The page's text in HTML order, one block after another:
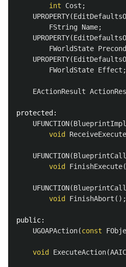
int
Cost ;
UPROPERTY(
FString Name;
UPROPERTY(
FWorldState
UPROPERTY(
FWorldState Effect ;
EActionResult
protected:
UFUNCTION(
void
UFUNCTION(
void
FinishExecute(
UFUNCTION(
void
FinishAbort ();
public:
UGOAPAction(const
void ExecuteAction(